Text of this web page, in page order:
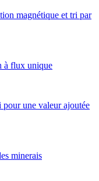
magnétique et tri par
à flux unique
une valeur ajoutée
minerais